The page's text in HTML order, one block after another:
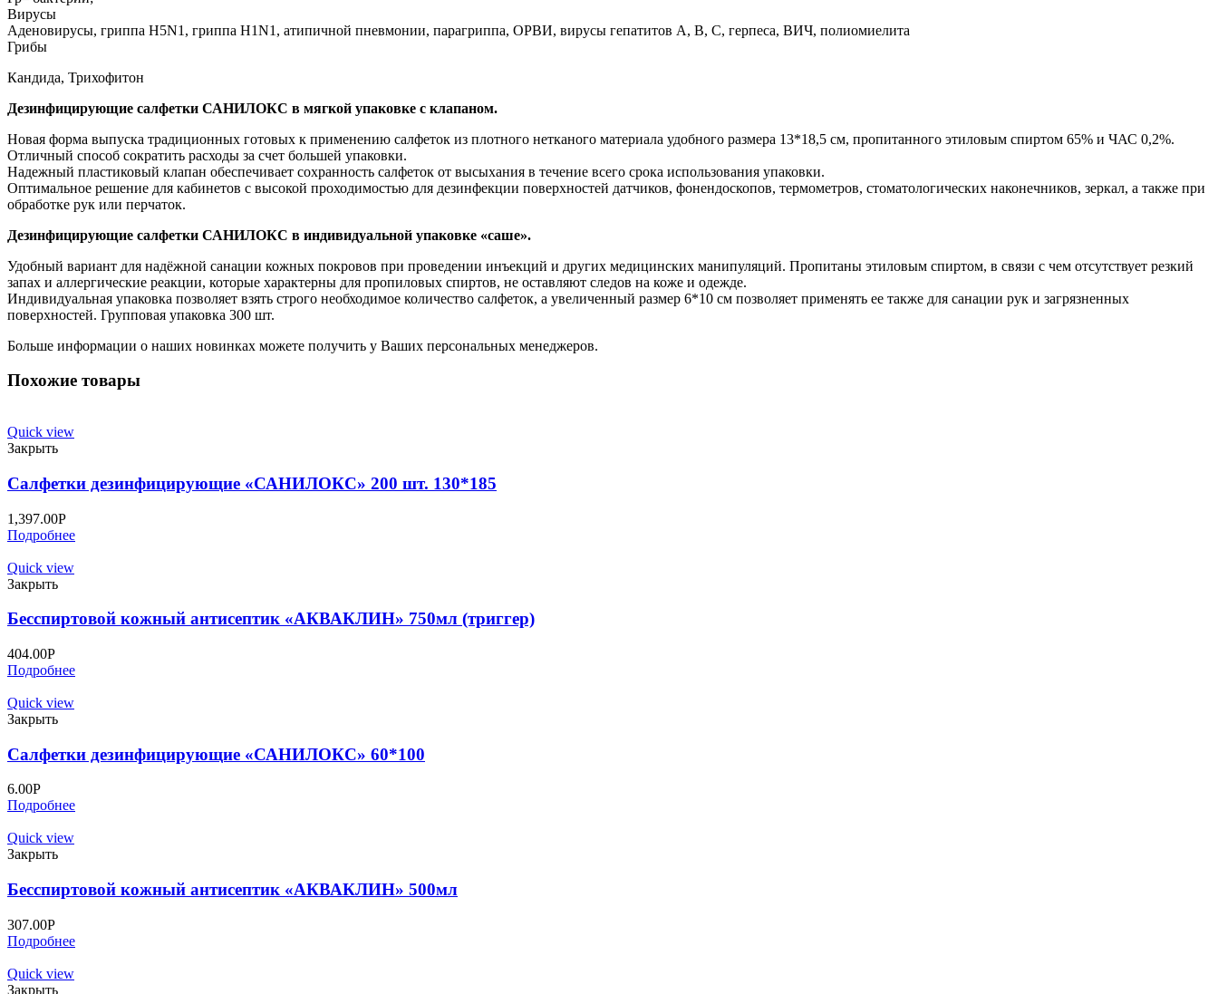
Вирусы
Аденовирусы, гриппа H5N1, гриппа H1N1, атипичной пневмонии, парагриппа, ОРВИ, вирусы гепатитов А, В, С, герпеса, ВИЧ, полиомиелита
Грибы
Кандида, Трихофитон
Дезинфицирующие салфетки САНИЛОКС в мягкой упаковке с клапаном.
Новая форма выпуска традиционных готовых к применению салфеток из плотного нетканого материала удобного размера 13*18,5 см, пропитанного этиловым спиртом 65% и ЧАС 0,2%.
Отличный способ сократить расходы за счет большей упаковки.
Надежный пластиковый клапан обеспечивает сохранность салфеток от высыхания в течение всего срока использования упаковки.
Оптимальное решение для кабинетов с высокой проходимостью для дезинфекции поверхностей датчиков, фонендоскопов, термометров, стоматологических наконечников, зеркал, а также при
обработке рук или перчаток.
Дезинфицирующие салфетки САНИЛОКС в индивидуальной упаковке «саше».
Удобный вариант для надёжной санации кожных покровов при проведении инъекций и других медицинских манипуляций. Пропитаны этиловым спиртом, в связи с чем отсутствует резкий
запах и аллергические реакции, которые характерны для пропиловых спиртов, не оставляют следов на коже и одежде.
Индивидуальная упаковка позволяет взять строго необходимое количество салфеток, а увеличенный размер 6*10 см позволяет применять ее также для санации рук и загрязненных
поверхностей. Групповая упаковка 300 шт.
Больше информации о наших новинках можете получить у Ваших персональных менеджеров.
Похожие товары
Quick view
Закрыть
Салфетки дезинфицирующие «САНИЛОКС» 200 шт. 130*185
1,397.00Р
Подробнее
Quick view
Закрыть
Бесспиртовой кожный антисептик «АКВАКЛИН» 750мл (триггер)
404.00Р
Подробнее
Quick view
Закрыть
Салфетки дезинфицирующие «САНИЛОКС» 60*100
6.00Р
Подробнее
Quick view
Закрыть
Бесспиртовой кожный антисептик «АКВАКЛИН» 500мл
307.00Р
Подробнее
Quick view
Закрыть